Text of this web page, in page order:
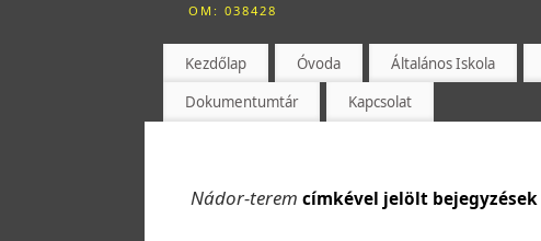
OM: 038428
Kezdőlap Óvoda Általános Iskola
Dokumentumtár
Kapcsolat
Nádor-terem címkével jelölt bejegyzések